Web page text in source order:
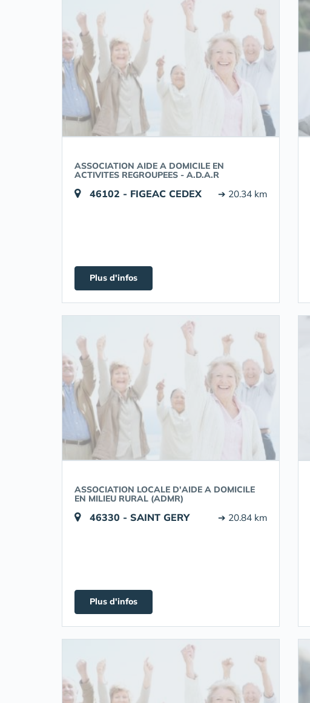
ASSOCIATION AIDE A DOMICILE EN
ACTIVITES REGROUPEES - A.D.A.R
46102 - FIGEAC CEDEX ➔ 20.34 km
Plus d'infos
ASSOCIATION LOCALE D'AIDE A DOMICILE
EN MILIEU RURAL (ADMR)
46330 - SAINT GERY ➔ 20.84 km
Plus d'infos